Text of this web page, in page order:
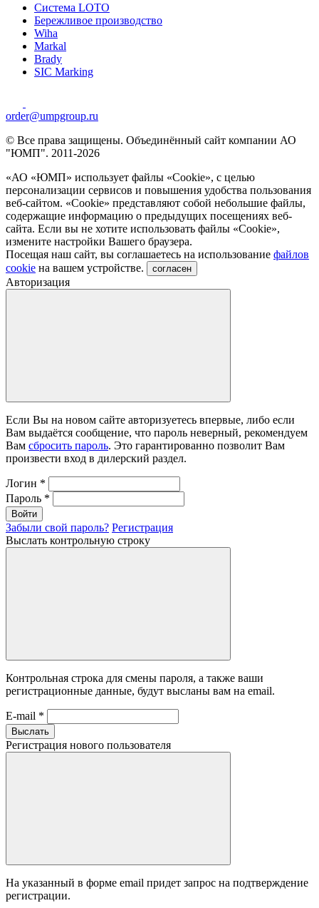
Система LOTO
Бережливое производство
Wiha
Markal
Brady
SIC Marking
order@umpgroup.ru
© Все права защищены. Объединённый сайт компании АО
"ЮМП". 2011-2026
«АО «ЮМП» использует файлы «Сookie», с целью
персонализации сервисов и повышения удобства пользования
веб-сайтом. «Cookie» представляют собой небольшие файлы,
содержащие информацию о предыдущих посещениях веб-
сайта. Если вы не хотите использовать файлы «Сookie»,
измените настройки Вашего браузера.
Посещая наш сайт, вы соглашаетесь на использование файлов
cookie на вашем устройстве. согласен
Авторизация
Если Вы на новом сайте авторизуетесь впервые, либо если
Вам выдаётся сообщение, что пароль неверный, рекомендуем
Вам сбросить пароль. Это гарантированно позволит Вам
произвести вход в дилерский раздел.
Логин *
Пароль *
Войти
Забыли свой пароль? Регистрация
Выслать контрольную строку
Контрольная строка для смены пароля, а также ваши
регистрационные данные, будут высланы вам на email.
E-mail *
Выслать
Регистрация нового пользователя
На указанный в форме email придет запрос на подтверждение
регистрации.